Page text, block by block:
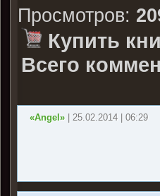
Просмотров:
Купить
Всего
«Angel» | 25.02.2014 | 06:29